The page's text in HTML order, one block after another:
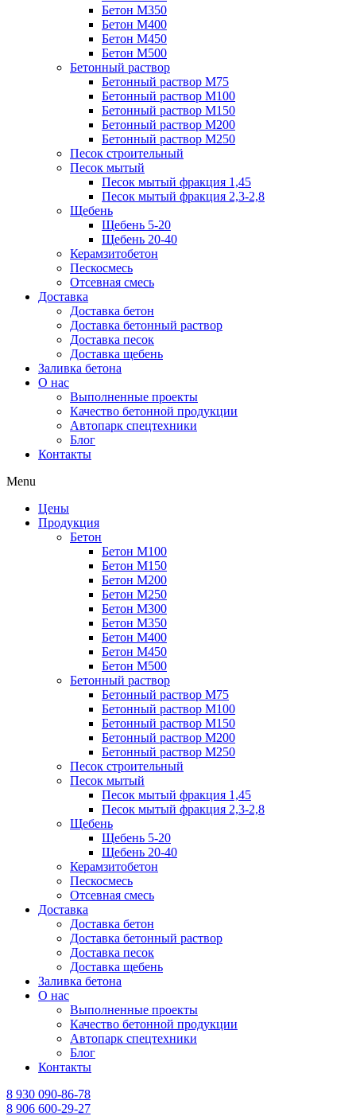
Бетон М350
Бетон М400
Бетон М450
Бетон М500
Бетонный раствор
Бетонный раствор М75
Бетонный раствор М100
Бетонный раствор М150
Бетонный раствор М200
Бетонный раствор М250
Песок строительный
Песок мытый
Песок мытый фракция 1,45
Песок мытый фракция 2,3-2,8
Щебень
Щебень 5-20
Щебень 20-40
Керамзитобетон
Пескосмесь
Отсевная смесь
Доставка
Доставка бетон
Доставка бетонный раствор
Доставка песок
Доставка щебень
Заливка бетона
О нас
Выполненные проекты
Качество бетонной продукции
Автопарк спецтехники
Блог
Контакты
Menu
Цены
Продукция
Бетон
Бетон М100
Бетон М150
Бетон М200
Бетон М250
Бетон М300
Бетон М350
Бетон М400
Бетон М450
Бетон М500
Бетонный раствор
Бетонный раствор М75
Бетонный раствор М100
Бетонный раствор М150
Бетонный раствор М200
Бетонный раствор М250
Песок строительный
Песок мытый
Песок мытый фракция 1,45
Песок мытый фракция 2,3-2,8
Щебень
Щебень 5-20
Щебень 20-40
Керамзитобетон
Пескосмесь
Отсевная смесь
Доставка
Доставка бетон
Доставка бетонный раствор
Доставка песок
Доставка щебень
Заливка бетона
О нас
Выполненные проекты
Качество бетонной продукции
Автопарк спецтехники
Блог
Контакты
8 930 090-86-78
8 906 600-29-27